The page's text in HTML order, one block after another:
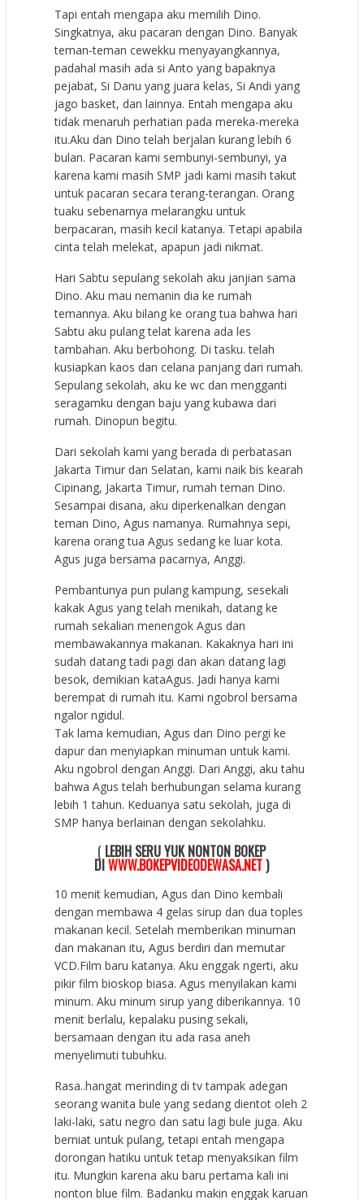
Tapi entah mengapa aku memilih Dino.
Singkatnya, aku pacaran dengan Dino. Banyak
teman-teman cewekku menyayangkannya,
padahal masih ada si Anto yang bapaknya
pejabat, Si Danu yang juara kelas, Si Andi yang
jago basket, dan lainnya. Entah mengapa aku
tidak menaruh perhatian pada mereka-mereka
itu.Aku dan Dino telah berjalan kurang lebih 6
bulan. Pacaran kami sembunyi-sembunyi, ya
karena kami masih SMP jadi kami masih takut
untuk pacaran secara terang-terangan. Orang
tuaku sebenarnya melarangku untuk
berpacaran, masih kecil katanya. Tetapi apabila
cinta telah melekat, apapun jadi nikmat.
Hari Sabtu sepulang sekolah aku janjian sama
Dino. Aku mau nemanin dia ke rumah
temannya. Aku bilang ke orang tua bahwa hari
Sabtu aku pulang telat karena ada les
tambahan. Aku berbohong. Di tasku. telah
kusiapkan kaos dan celana panjang dari rumah.
Sepulang sekolah, aku ke wc dan mengganti
seragamku dengan baju yang kubawa dari
rumah. Dinopun begitu.
Dari sekolah kami yang berada di perbatasan
Jakarta Timur dan Selatan, kami naik bis kearah
Cipinang, Jakarta Timur, rumah teman Dino.
Sesampai disana, aku diperkenalkan dengan
teman Dino, Agus namanya. Rumahnya sepi,
karena orang tua Agus sedang ke luar kota.
Agus juga bersama pacarnya, Anggi.
Pembantunya pun pulang kampung, sesekali
kakak Agus yang telah menikah, datang ke
rumah sekalian menengok Agus dan
membawakannya makanan. Kakaknya hari ini
sudah datang tadi pagi dan akan datang lagi
besok, demikian kataAgus. Jadi hanya kami
berempat di rumah itu. Kami ngobrol bersama
ngalor ngidul.
Tak lama kemudian, Agus dan Dino pergi ke
dapur dan menyiapkan minuman untuk kami.
Aku ngobrol dengan Anggi. Dari Anggi, aku tahu
bahwa Agus telah berhubungan selama kurang
lebih 1 tahun. Keduanya satu sekolah, juga di
SMP hanya berlainan dengan sekolahku.
( LEBIH SERU YUK NONTON BOKEP
DIWWW.BOKEPVIDEODEWASA.NET)
10 menit kemudian, Agus dan Dino kembali
dengan membawa 4 gelas sirup dan dua toples
makanan kecil. Setelah memberikan minuman
dan makanan itu, Agus berdiri dan memutar
VCD.Film baru katanya. Aku enggak ngerti, aku
pikir film bioskop biasa. Agus menyilakan kami
minum. Aku minum sirup yang diberikannya. 10
menit berlalu, kepalaku pusing sekali,
bersamaan dengan itu ada rasa aneh
menyelimuti tubuhku.
Rasa..hangat merinding di tv tampak adegan
seorang wanita bule yang sedang dientot oleh 2
laki-laki, satu negro dan satu lagi bule juga. Aku
berniat untuk pulang, tetapi entah mengapa
dorongan hatiku untuk tetap menyaksikan film
itu. Mungkin karena aku baru pertama kali ini
nonton blue film. Badanku makin enggak karuan